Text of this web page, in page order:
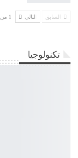
السابق التالي 1 من 136
تكنولوجيا